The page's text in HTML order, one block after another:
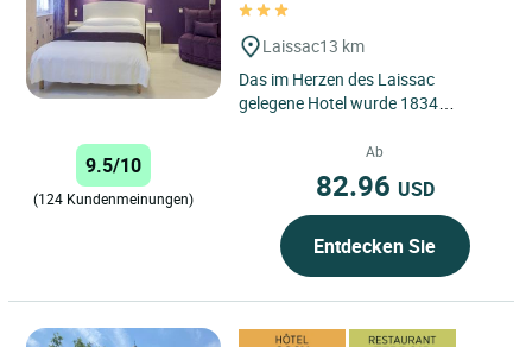
Laissac13 km
Das im Herzen des Laissac
gelegene Hotel wurde 1834
Generationen von derselben
9.5/10
(124 Kundenmeinungen)
Ab
82.96 USD
Entdecken Sie